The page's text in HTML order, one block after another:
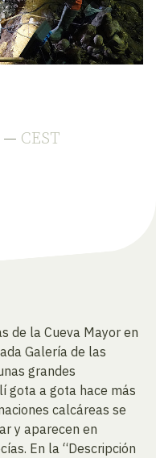
— CEST
de la Cueva Mayor en
Galería de las
grandes
gota a gota hace más
calcáreas se
y aparecen en
En la “Descripción